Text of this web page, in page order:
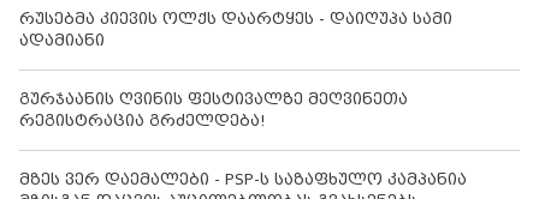
რუსებმა კიევის ოლქს დაარტყეს - დაიღუპა სამი
ადამიანი
გურჯაანის ღვინის ფესტივალზე მეღვინეთა
რეგისტრაცია გრძელდება!
მზეს ვერ დაემალები - PSP-ს საზაფხულო კამპანია